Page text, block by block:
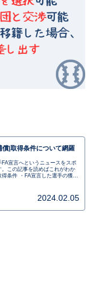
償|取得条件について網羅
宣言へというニュースをスポ
この記事を読めばこれがわか
条件 ・FA宣言した選手の獲得
2024.02.05